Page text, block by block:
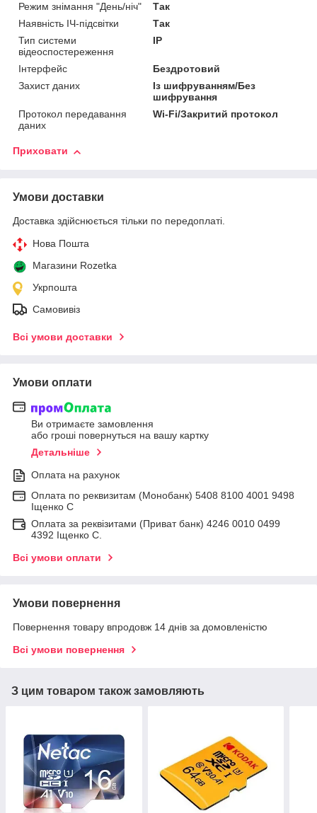
Режим знімання "День/ніч"
Так
Наявність ІЧ-підсвітки
Так
Тип системи
відеоспостереження
IP
Інтерфейс
Бездротовий
Захист даних
Із шифруванням/Без
шифрування
Протокол передавання
даних
Wi-Fi/Закритий протокол
Приховати
Умови доставки
Доставка здійснюється тільки по передоплаті.
Нова Пошта
Магазини Rozetka
Укрпошта
Самовивіз
Всі умови доставки
Умови оплати
Ви отримаєте замовлення
або гроші повернуться на вашу картку
Детальніше
Оплата на рахунок
Оплата по реквизитам (Монобанк) 5408 8100 4001 9498
Іщенко С
Оплата за реквізитами (Приват банк) 4246 0010 0499
4392 Іщенко С.
Всі умови оплати
Умови повернення
Повернення товару впродовж 14 днів за домовленістю
Всі умови повернення
З цим товаром також замовляють